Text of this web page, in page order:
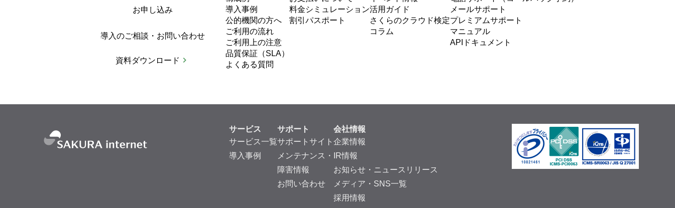
お申し込み
導入のご相談・お問い合わせ
資料ダウンロード
導入事例
公的機関の方へ
ご利用の流れ
ご利用上の注意
品質保証（SLA）
よくある質問
料金シミュレーション
割引パスポート
活用ガイド
さくらのクラウド検定
コラム
メールサポート
プレミアムサポート
マニュアル
APIドキュメント
サービス
サービス一覧
導入事例
サポート
サポートサイト
メンテナンス・
障害情報
お問い合わせ
会社情報
企業情報
IR情報
お知らせ・ニュースリリース
メディア・SNS一覧
採用情報